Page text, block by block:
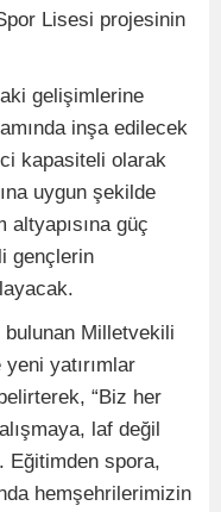
Lisesi projesinin
gelişimlerine
inşa edilecek
kapasiteli olarak
uygun şekilde
altyapısına güç
gençlerin
Milletvekili
yatırımlar
“Biz her
laf değil
Eğitimden spora,
hemşehrilerimizin